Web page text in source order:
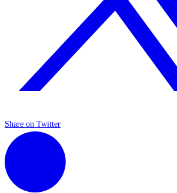
Share on Twitter